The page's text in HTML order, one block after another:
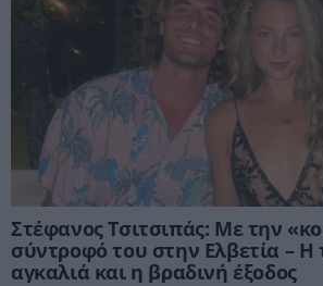
Στέφανος Τσιτσιπάς: Με την
σύντροφό του στην Ελβετία – Η
αγκαλιά και η βραδινή έξοδος